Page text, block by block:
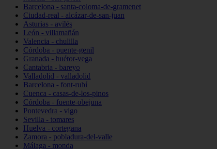
Barcelona - santa-coloma-de-gramenet
Ciudad-real - alcázar-de-san-juan
Asturias - avilés
León - villamañán
Valencia - chulilla
Córdoba - puente-genil
Granada - huétor-vega
Cantabria - bareyo
Valladolid - valladolid
Barcelona - font-rubí
Cuenca - casas-de-los-pinos
Córdoba - fuente-obejuna
Pontevedra - vigo
Sevilla - tomares
Huelva - cortegana
Zamora - pobladura-del-valle
Málaga - monda